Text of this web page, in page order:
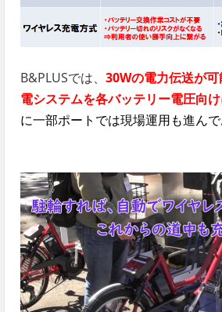
B&PLUSでは、 30Wの電力伝送が
電システムを各バッテリー電圧向け
に一部ポートでは現場運用も進ん